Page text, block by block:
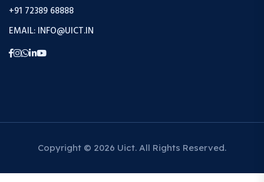
+91 72389 68888
EMAIL: INFO@UICT.IN
Copyright © 2026 Uict. All Rights Reserved.